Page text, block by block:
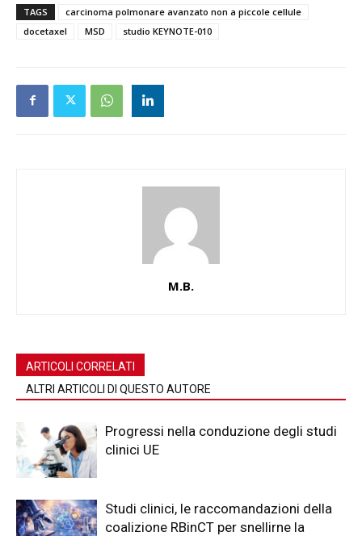
TAGS
carcinoma polmonare avanzato non a piccole cellule
docetaxel
MSD studio KEYNOTE-010
M.B.
ARTICOLI CORRELATI
ALTRI ARTICOLI DI QUESTO AUTORE
Progressi nella conduzione degli studi
clinici UE
Studi clinici, le raccomandazioni della
coalizione RBinCT per snellirne la